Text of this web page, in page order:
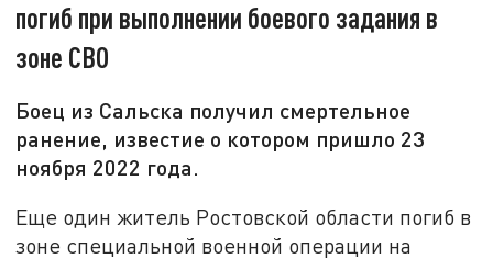
погиб при выполнении боевого задания в
зоне СВО
Боец из Сальска получил смертельное
ранение, известие о котором пришло 23
ноября 2022 года.
Еще один житель Ростовской области погиб в
зоне специальной военной операции на